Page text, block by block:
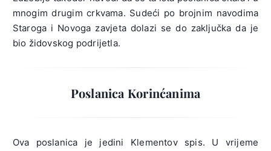
mnogim drugim crkvama. Sudeći po brojnim navodima
Staroga i Novoga zavjeta dolazi se do zaključka da je
bio židovskog podrijetla.
Poslanica Korinćanima
Ova poslanica je jedini Klementov spis. U vrijeme